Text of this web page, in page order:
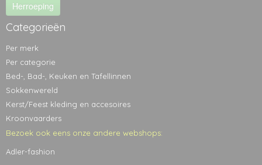
Herroeping
Categorieën
Per merk
Per categorie
Bed-, Bad-, Keuken en Tafellinnen
Sokkenwereld
Kerst/Feest kleding en accesoires
Kroonvaarders
Bezoek ook eens onze andere webshops:
Adler-fashion